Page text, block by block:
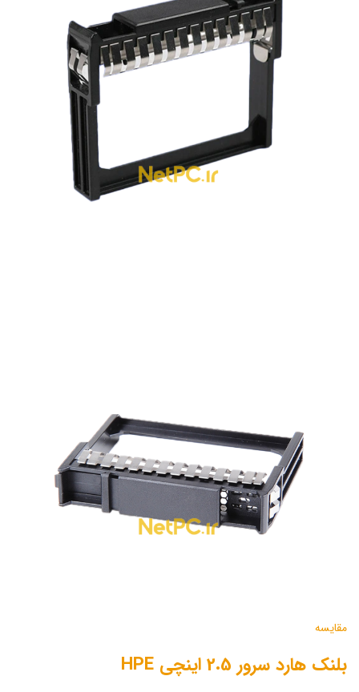
مقایسه
بلنک هارد سرور 2.5 اینچی HPE